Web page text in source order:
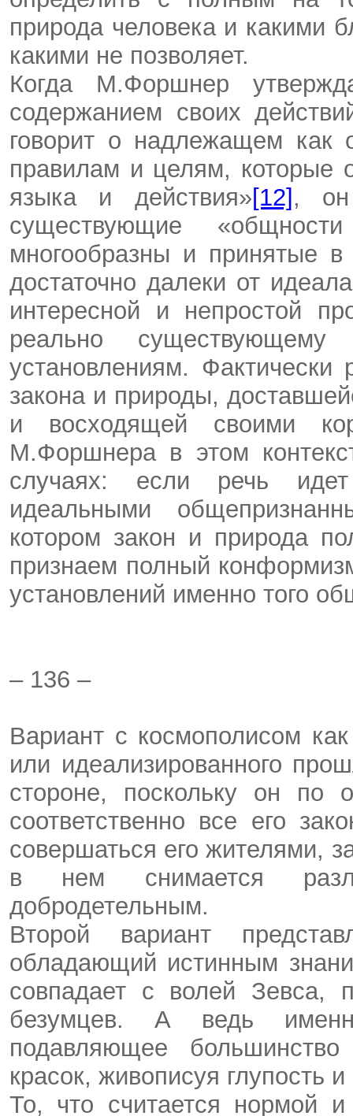
природа человека и какими
какими не позволяет.
Когда М.Форшнер
содержанием своих
говорит о надлежащем как
правилам и целям, которые
языка и действия»[12] , он
существующие
многообразны и принятые
достаточно далеки от
интересной и непростой
реально
установлениям. Фактически
закона и природы,
и восходящей своими
М.Форшнера в этом
случаях: если речь
идеальными
котором закон и природа
признаем полный
установлений именно того
– 136 –
Вариант с космополисом как
или идеализированного
стороне, поскольку он по
соответственно все его
совершаться его жителями,
в нем снимается
добродетельным.
Второй вариант
обладающий истинным
совпадает с волей Зевса,
безумцев. А ведь
подавляющее
красок, живописуя глупость
То, что считается нормой